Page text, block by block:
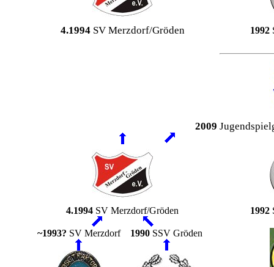
4.1994SV Merzdorf/Gröden 1992
2009
4.1994 SV Merzdorf/Gröden
~1993? SV Merzdorf 1990 SSV Gröden
1992